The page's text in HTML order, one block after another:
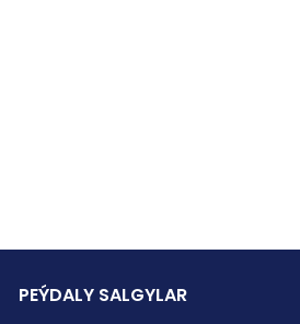
PEÝDALY SALGYLAR